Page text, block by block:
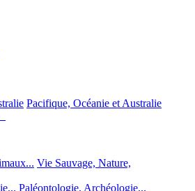
Pacifique, Océanie et Australie
Vie Sauvage, Nature,
Paléontologie, Archéologie...